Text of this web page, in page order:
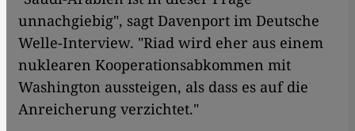
unnachgiebig", sagt Davenport im Deutsche
Welle-Interview. "Riad wird eher aus einem
nuklearen Kooperationsabkommen mit
Washington aussteigen, als dass es auf die
Anreicherung verzichtet."